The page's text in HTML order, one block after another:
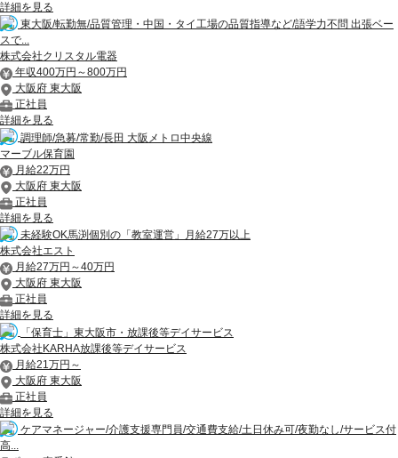
詳細を見る
東大阪/転勤無/品質管理・中国・タイ工場の品質指導など/語学力不問 出張ベー
スで...
株式会社クリスタル電器
年収400万円～800万円
大阪府 東大阪
正社員
詳細を見る
調理師/急募/常勤/長田 大阪メトロ中央線
マーブル保育園
月給22万円
大阪府 東大阪
正社員
詳細を見る
未経験OK馬渕個別の「教室運営」月給27万以上
株式会社エスト
月給27万円～40万円
大阪府 東大阪
正社員
詳細を見る
「保育士」東大阪市・放課後等デイサービス
株式会社KARHA放課後等デイサービス
月給21万円～
大阪府 東大阪
正社員
詳細を見る
ケアマネージャー/介護支援専門員/交通費支給/土日休み可/夜勤なし/サービス付
高...